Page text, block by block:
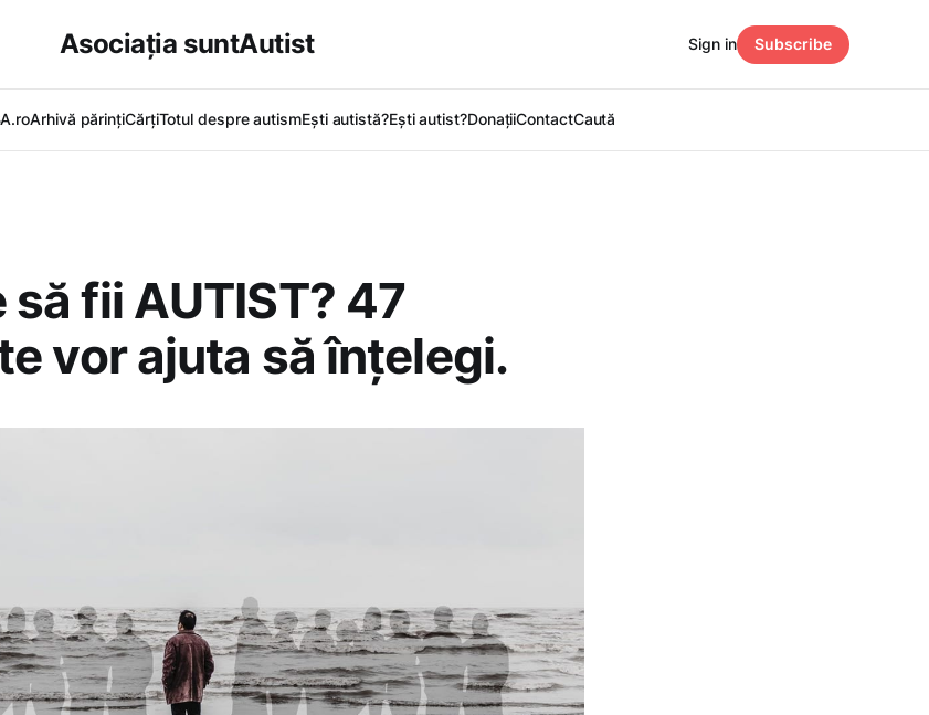
Asociația suntAutist
Arhivă părințiCărțiTotul despre autismEști autistă?Ești autist?DonațiiContactCaută
Sign in Subscribe
să fii AUTIST? 47
vor ajuta să înțelegi.